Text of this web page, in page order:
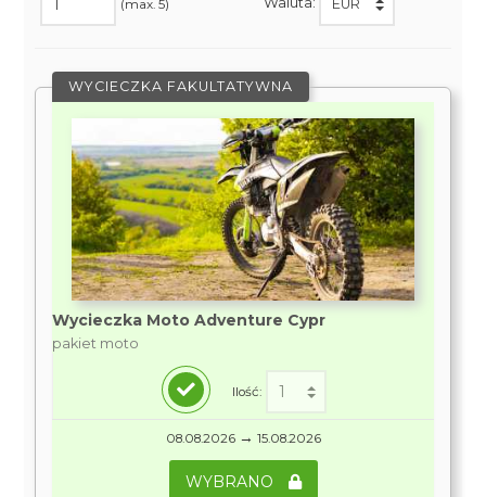
(max. 5)
WYCIECZKA FAKULTATYWNA
Wycieczka Moto Adventure Cypr
pakiet moto
Ilość:
08.08.2026 → 15.08.2026
WYBRANO